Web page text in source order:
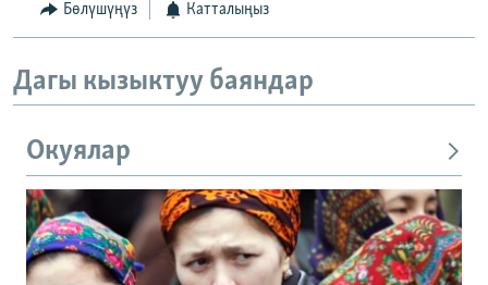
Бөлүшүңүз Катталыңыз
Дагы кызыктуу баяндар
Окуялар